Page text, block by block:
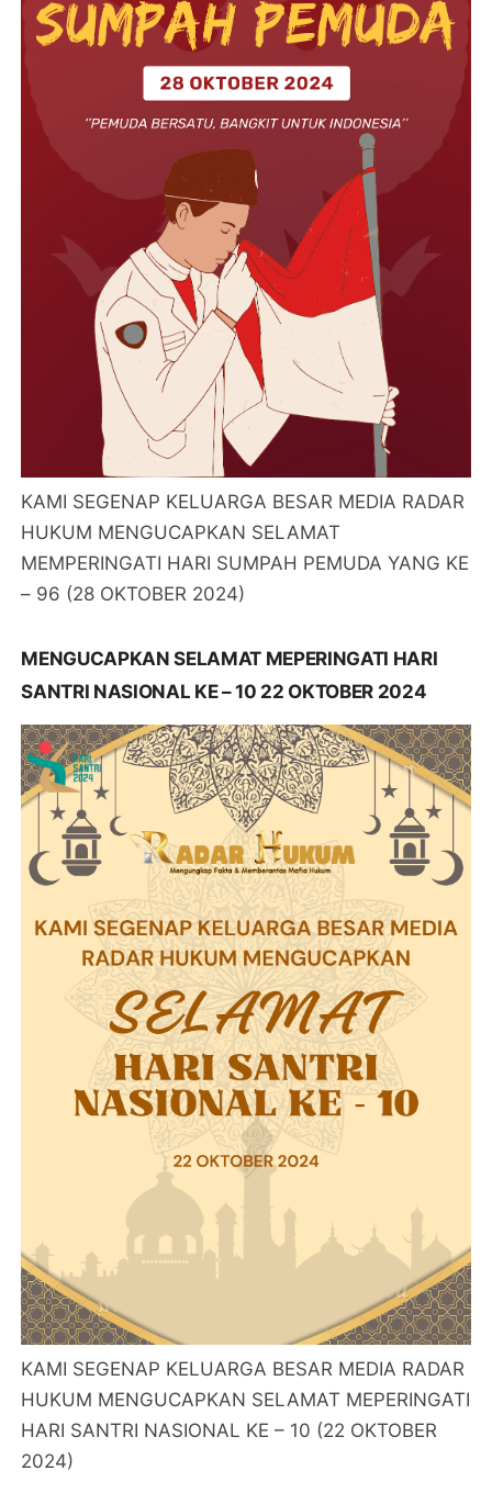
KAMI SEGENAP KELUARGA BESAR MEDIA RADAR
HUKUM MENGUCAPKAN SELAMAT
MEMPERINGATI HARI SUMPAH PEMUDA YANG KE
– 96 (28 OKTOBER 2024)
MENGUCAPKAN SELAMAT MEPERINGATI HARI
SANTRI NASIONAL KE – 10 22 OKTOBER 2024
KAMI SEGENAP KELUARGA BESAR MEDIA RADAR
HUKUM MENGUCAPKAN SELAMAT MEPERINGATI
HARI SANTRI NASIONAL KE – 10 (22 OKTOBER
2024)